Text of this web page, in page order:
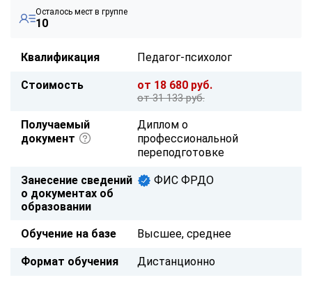
Осталось мест в группе
10
Квалификация Педагог-психолог
Стоимость от 18 680 руб.
от 31 133 руб.
Получаемый
документ
Диплом о
профессиональной
переподготовке
Занесение сведений
о документах об
образовании
ФИС ФРДО
Обучение на базе Высшее, среднее
Формат обучения Дистанционно